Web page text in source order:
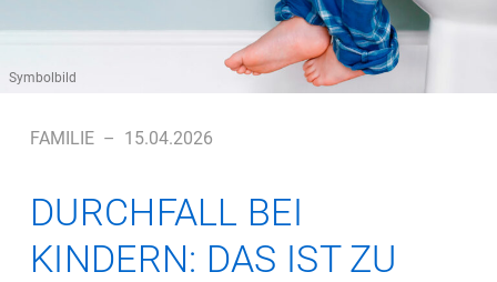
Symbolbild
FAMILIE – 15.04.2026
DURCHFALL BEI
KINDERN: DAS IST ZU